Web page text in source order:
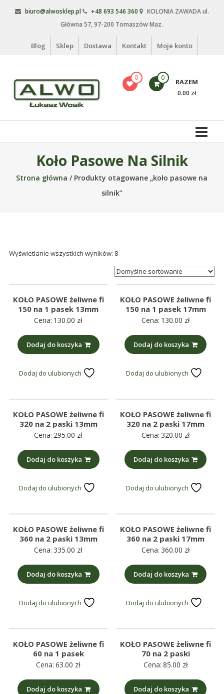
biuro@alwosklep.pl +48 693 546 360
KOLONIA ZAWADA ul.
Główna 57, 97-200 Tomaszów Maz.
Blog Sklep Dostawa Kontakt Moje konto
Alwo
sklep
meble
maszynowe.
rodzaju
betoniarek,
maszyn
rolniczych,
0 0 RAZEM
0.00 zł
Koło Pasowe Na Silnik
Strona główna / Produkty otagowane „koło pasowe na
silnik”
Wyświetlanie wszystkich wyników: 8
KOŁO PASOWE żeliwne fi
150 na 1 pasek 13mm
Cena: 130.00 zł
Dodaj do koszyka
Dodaj do ulubionych
KOŁO PASOWE żeliwne fi
150 na 1 pasek 17mm
Cena: 130.00 zł
Dodaj do koszyka
Dodaj do ulubionych
KOŁO PASOWE żeliwne fi
320 na 2 paski 13mm
Cena: 295.00 zł
Dodaj do koszyka
Dodaj do ulubionych
KOŁO PASOWE żeliwne fi
320 na 2 paski 17mm
Cena: 320.00 zł
Dodaj do koszyka
Dodaj do ulubionych
KOŁO PASOWE żeliwne fi
360 na 2 paski 13mm
Cena: 335.00 zł
Dodaj do koszyka
Dodaj do ulubionych
KOŁO PASOWE żeliwne fi
360 na 2 paski 17mm
Cena: 360.00 zł
Dodaj do koszyka
Dodaj do ulubionych
KOŁO PASOWE żeliwne fi
60 na 1 pasek
Cena: 63.00 zł
Dodaj do koszyka
KOŁO PASOWE żeliwne fi
70 na 2 paski
Cena: 85.00 zł
Dodaj do koszyka